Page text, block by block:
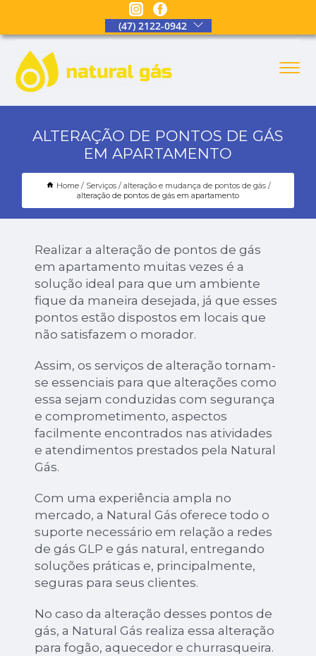
(47) 2122-0942
ALTERAÇÃO DE PONTOS DE GÁS
EM APARTAMENTO
Home Serviços
alteração e mudança de pontos de gás
alteração de pontos de gás em apartamento
Realizar a alteração de pontos de gás
em apartamento muitas vezes é a
solução ideal para que um ambiente
fique da maneira desejada, já que esses
pontos estão dispostos em locais que
não satisfazem o morador.
Assim, os serviços de alteração tornam-
se essenciais para que alterações como
essa sejam conduzidas com segurança
e comprometimento, aspectos
facilmente encontrados nas atividades
e atendimentos prestados pela Natural
Gás.
Com uma experiência ampla no
mercado, a Natural Gás oferece todo o
suporte necessário em relação a redes
de gás GLP e gás natural, entregando
soluções práticas e, principalmente,
seguras para seus clientes.
No caso da alteração desses pontos de
gás, a Natural Gás realiza essa alteração
para fogão, aquecedor e churrasqueira.